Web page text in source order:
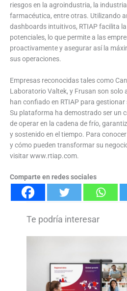
riesgos en la agroindustria, la
farmacéutica, entre otras. Utilizando
dashboards intuitivos, RTIAP facilita
potenciales, lo que permite a las
proactivamente y asegurar así la
sus operaciones.
Empresas reconocidas tales como
Laboratorio Valtek, y Frusan son solo
han confiado en RTIAP para
Su plataforma ha demostrado ser un
de operar en la cadena de frío,
y sostenido en el tiempo. Para
y cómo pueden transformar su
visitar www.rtiap.com.
Comparte en redes sociales